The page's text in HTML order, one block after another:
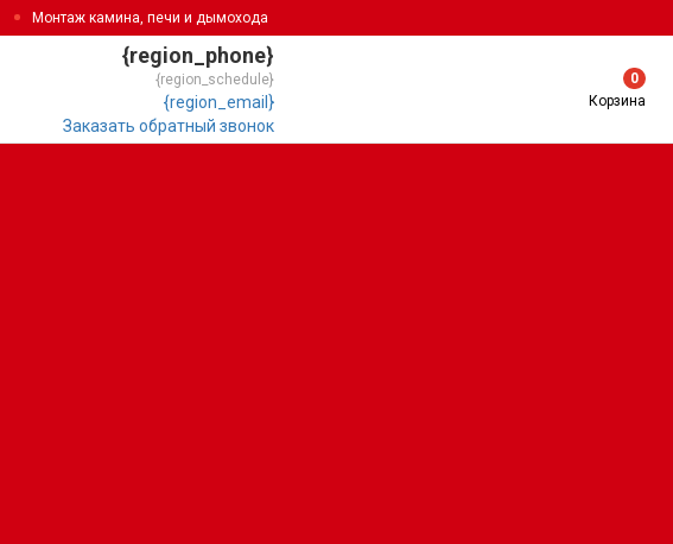
Монтаж камина, печи и дымохода
{region_phone}
{region_schedule}
{region_email}
Заказать обратный звонок
0
Корзина